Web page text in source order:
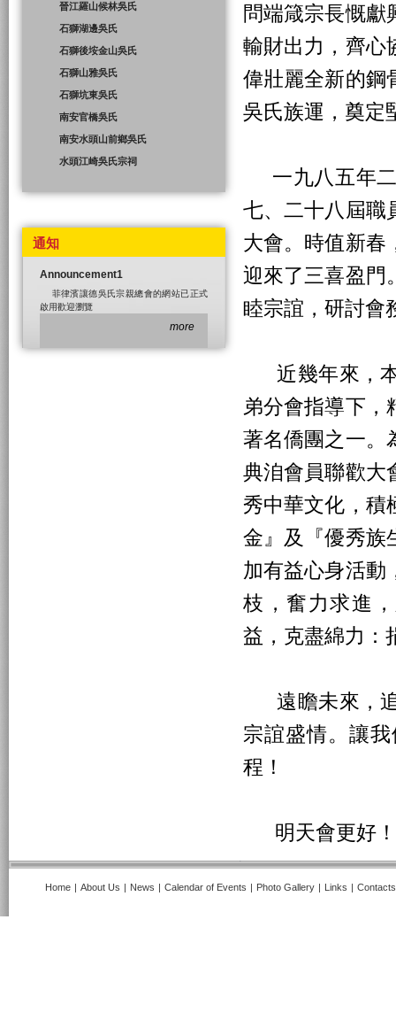
問端箴宗長慨獻
輸財出力，齊心
偉壯麗全新的鋼
吳氏族運，奠定
一九八五年二
七、二十八屆職
大會。時值新春
迎來了三喜盈門
睦宗誼，研討會
近幾年來，本
弟分會指導下，
著名僑團之一。
典洎會員聯歡大
秀中華文化，積
金』及『優秀族
加有益心身活動
枝，奮力求進
益，克盡綿力：
遠瞻未來，追
宗誼盛情。讓
程！
明天會更好！
晉江羅山候林吳氏
石獅湖邊吳氏
石獅後垵金山吳氏
石獅山雅吳氏
石獅坑東吳氏
南安官橋吳氏
南安水頭山前鄉吳氏
水頭江崎吳氏宗祠
通知
Announcement1
菲律濱讓德吳氏宗親總會的網站已正式
啟用歡迎瀏覽
more
Home | About Us | News | Calendar of Events | Photo Gallery | Links | Contacts